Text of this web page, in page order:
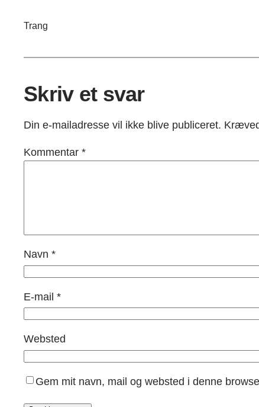
Trang
Skriv et svar
Din e-mailadresse vil ikke blive publiceret.
Kommentar *
Navn *
E-mail *
Websted
Gem mit navn, mail og websted i denne